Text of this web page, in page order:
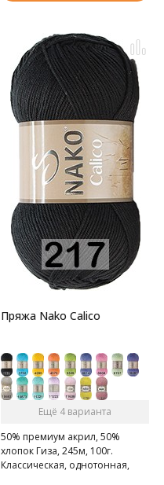
Пряжа Nako Calico
Ещё 4 варианта
50% премиум акрил, 50%
хлопок Гиза, 245м, 100г.
Классическая, однотонная,